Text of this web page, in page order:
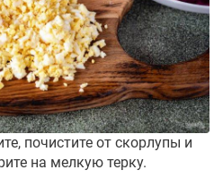
почистите от скорлупы и
на мелкую терку.